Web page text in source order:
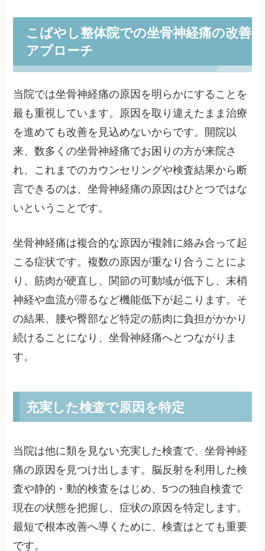
こばやし整体院での坐骨神経痛の改善
アプローチ
当院では坐骨神経痛の原因を明らかにすることを
最も重視しています。原因を取り違えたまま治療
を進めても改善を見込めないからです。開院以
来、数多くの坐骨神経痛でお困りの方が来院さ
れ、これまでのカウンセリングや検査結果から断
言できるのは、坐骨神経痛の原因はひとつではな
いということです。
坐骨神経痛は複合的な原因が複雑に絡み合って起
こる症状です。複数の原因が重なり合うことによ
り、筋肉が硬直し、関節の可動域が低下し、末梢
神経や血流が滞るなど機能低下が起こります。そ
の結果、腰や臀部など特定の筋肉に負担がかかり
続けることになり、坐骨神経痛へとつながりま
す。
充実した検査で原因を特定
当院は他に類を見ない充実した検査で、坐骨神経
痛の原因を見つけ出します。脳反射を利用した検
査や静的・動的検査をはじめ、5つの独自検査で
現在の状態を把握し、症状の原因を特定します。
最短で根本改善へ導くために、検査はとても重要
です。